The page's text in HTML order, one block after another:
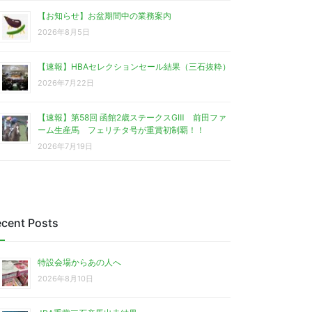
【お知らせ】お盆期間中の業務案内
2026年8月5日
【速報】HBAセレクションセール結果（三石抜粋）
2026年7月22日
【速報】第58回 函館2歳ステークスGⅢ 前田ファ
ーム生産馬 フェリチタ号が重賞初制覇！！
2026年7月19日
Posts
特設会場からあの人へ
2026年8月10日